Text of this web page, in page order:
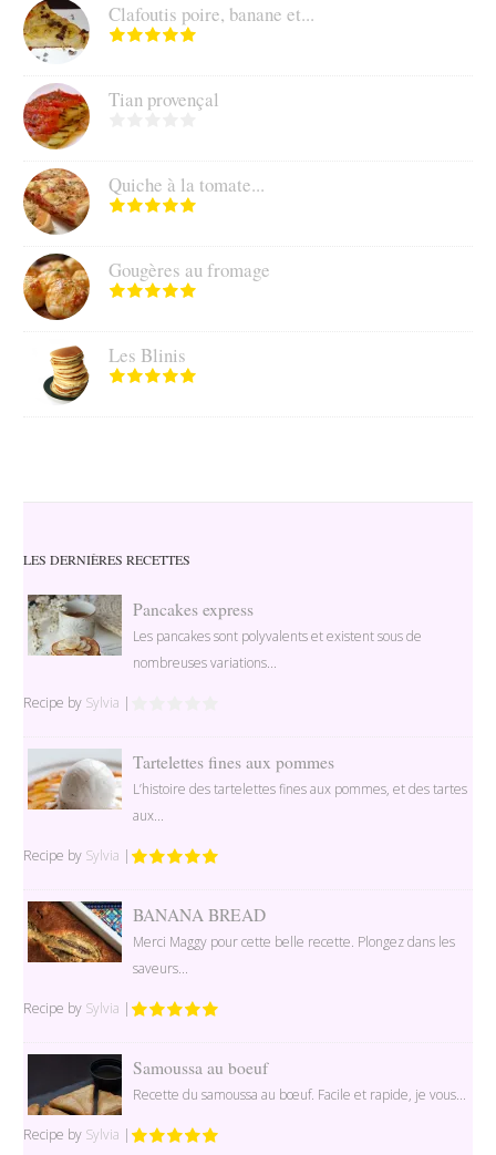
Clafoutis poire, banane et...
Tian provençal
Quiche à la tomate...
Gougères au fromage
Les Blinis
LES DERNIÈRES RECETTES
Pancakes express
Les pancakes sont polyvalents et existent sous de
nombreuses variations...
Recipe by Sylvia |
Tartelettes fines aux pommes
L’histoire des tartelettes fines aux pommes, et des tartes
aux...
Recipe by Sylvia |
BANANA BREAD
Merci Maggy pour cette belle recette. Plongez dans les
saveurs...
Recipe by Sylvia |
Samoussa au boeuf
Recette du samoussa au bœuf. Facile et rapide, je vous...
Recipe by Sylvia |